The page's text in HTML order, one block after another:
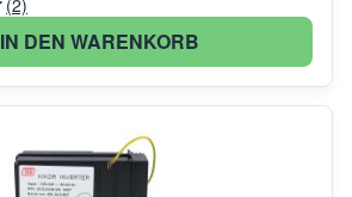
IN DEN WARENKORB